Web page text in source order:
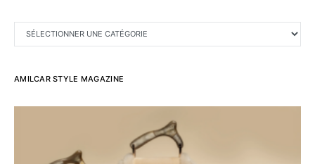
CATÉGORIES
AMILCAR STYLE MAGAZINE